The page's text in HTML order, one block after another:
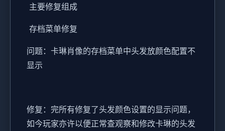
主要修复组成
存档菜单修复
问题：卡琳肖像的存档菜单中头发放颜色配置不
显示
修复：完所有修复了头发颜色设置的显示问题，
如今玩家亦许以便正常查观察和修改卡琳的头发